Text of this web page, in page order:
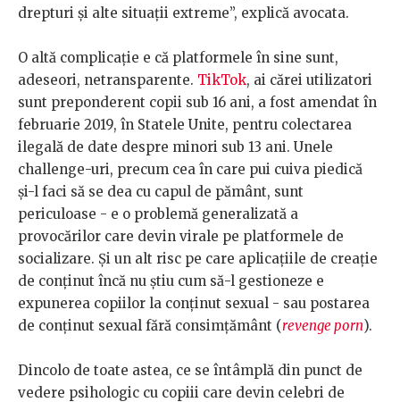
drepturi și alte situații extreme”, explică avocata.
O altă complicație e că platformele în sine sunt,
adeseori, netransparente. TikTok, ai cărei utilizatori
sunt preponderent copii sub 16 ani, a fost amendat în
februarie 2019, în Statele Unite, pentru colectarea
ilegală de date despre minori sub 13 ani. Unele
challenge-uri, precum cea în care pui cuiva piedică
și-l faci să se dea cu capul de pământ, sunt
periculoase - e o problemă generalizată a
provocărilor care devin virale pe platformele de
socializare. Și un alt risc pe care aplicațiile de creație
de conținut încă nu știu cum să-l gestioneze e
expunerea copiilor la conținut sexual - sau postarea
de conținut sexual fără consimțământ (revenge porn).
Dincolo de toate astea, ce se întâmplă din punct de
vedere psihologic cu copiii care devin celebri de